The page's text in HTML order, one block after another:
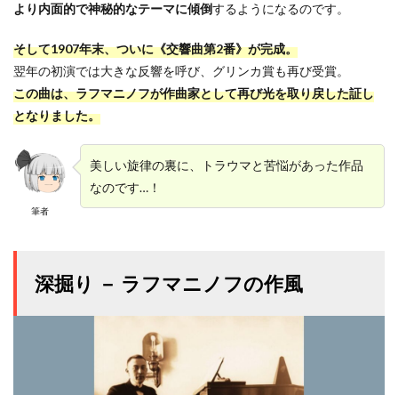
より内面的で神秘的なテーマに傾倒するようになるのです。
そして1907年末、ついに《交響曲第2番》が完成。
翌年の初演では大きな反響を呼び、グリンカ賞も再び受賞。
この曲は、ラフマニノフが作曲家として再び光を取り戻した証し
となりました。
筆者
美しい旋律の裏に、トラウマと苦悩があった作品
なのです…！
深掘り － ラフマニノフの作風